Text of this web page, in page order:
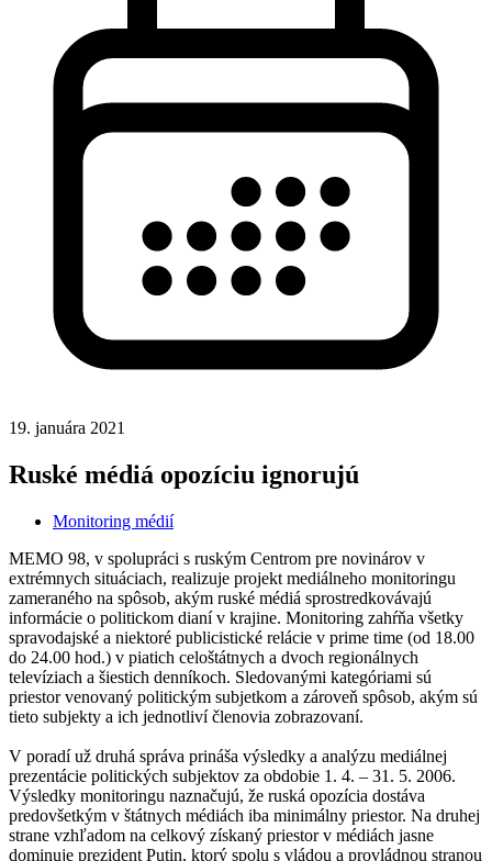
19. januára 2021
Ruské médiá opozíciu ignorujú
Monitoring médií
MEMO 98, v spolupráci s ruským Centrom pre novinárov v
extrémnych situáciach, realizuje projekt mediálneho monitoringu
zameraného na spôsob, akým ruské médiá sprostredkovávajú
informácie o politickom dianí v krajine. Monitoring zahŕňa všetky
spravodajské a niektoré publicistické relácie v prime time (od 18.00
do 24.00 hod.) v piatich celoštátnych a dvoch regionálnych
televíziach a šiestich denníkoch. Sledovanými kategóriami sú
priestor venovaný politickým subjetkom a zároveň spôsob, akým sú
tieto subjekty a ich jednotliví členovia zobrazovaní.
V poradí už druhá správa prináša výsledky a analýzu mediálnej
prezentácie politických subjektov za obdobie 1. 4. – 31. 5. 2006.
Výsledky monitoringu naznačujú, že ruská opozícia dostáva
predovšetkým v štátnych médiách iba minimálny priestor. Na druhej
strane vzhľadom na celkový získaný priestor v médiách jasne
dominuje prezident Putin, ktorý spolu s vládou a provládnou stranou